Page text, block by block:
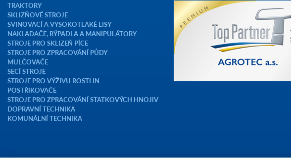
TRAKTORY
SKLIZŇOVÉ STROJE
SVINOVACÍ A VYSOKOTLAKÉ LISY
NAKLADAČE, RÝPADLA A MANIPULÁTORY
STROJE PRO SKLIZEŇ PÍCE
STROJE PRO ZPRACOVÁNÍ PŮDY
MULČOVAČE
SECÍ STROJE
STROJE PRO VÝŽIVU ROSTLIN
POSTŘIKOVAČE
STROJE PRO ZPRACOVÁNÍ STATKOVÝCH HNOJIV
DOPRAVNÍ TECHNIKA
KOMUNÁLNÍ TECHNIKA